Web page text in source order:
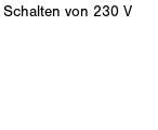
von 230 V